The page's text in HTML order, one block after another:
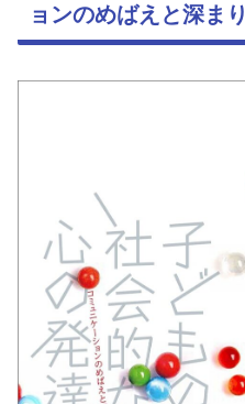
ョンのめばえと深まり